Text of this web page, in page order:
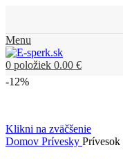
Menu
0 položiek 0.00 €
-12%
Klikni na zväčšenie
Domov Prívesky Prívesok